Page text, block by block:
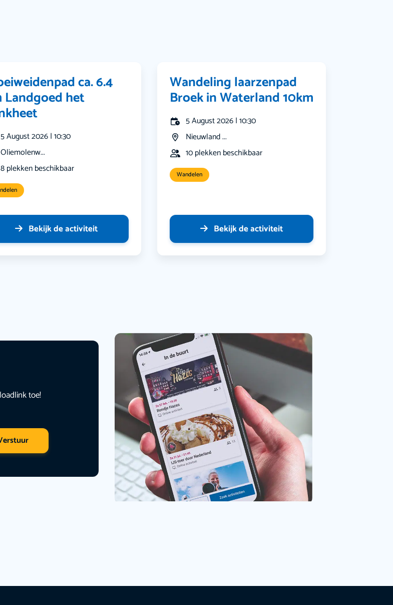
ca. 6.4
Landgoed het
5 August 2026 | 10:30
Oliemolenw...
8 plekken beschikbaar
Bekijk de activiteit
Wandeling laarzenpad
Broek in Waterland 10km
5 August 2026 | 10:30
Nieuwland ...
10 plekken beschikbaar
Wandelen
Bekijk de activiteit
toe!